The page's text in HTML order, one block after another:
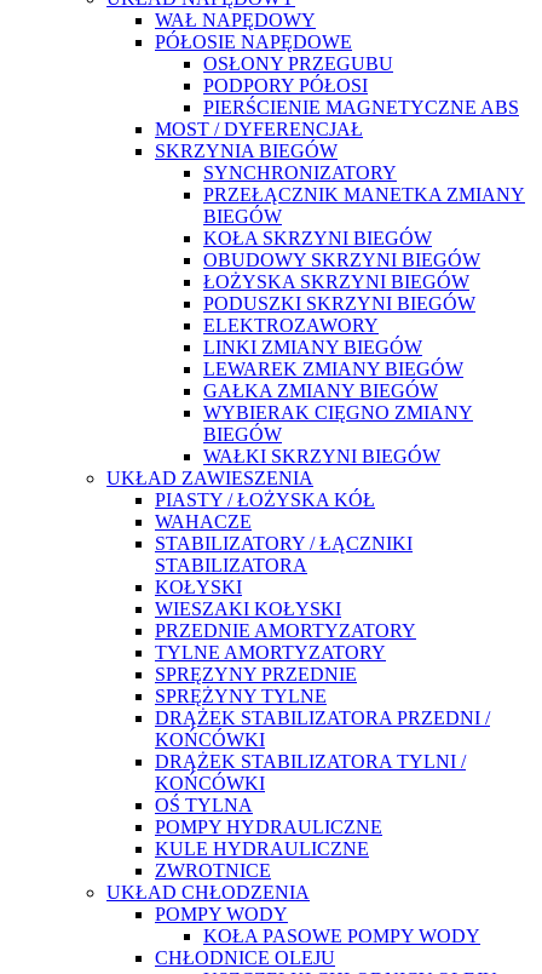
WAŁ NAPĘDOWY
PÓŁOSIE NAPĘDOWE
OSŁONY PRZEGUBU
PODPORY PÓŁOSI
PIERŚCIENIE MAGNETYCZNE ABS
MOST / DYFERENCJAŁ
SKRZYNIA BIEGÓW
SYNCHRONIZATORY
PRZEŁĄCZNIK MANETKA ZMIANY
BIEGÓW
KOŁA SKRZYNI BIEGÓW
OBUDOWY SKRZYNI BIEGÓW
ŁOŻYSKA SKRZYNI BIEGÓW
PODUSZKI SKRZYNI BIEGÓW
ELEKTROZAWORY
LINKI ZMIANY BIEGÓW
LEWAREK ZMIANY BIEGÓW
GAŁKA ZMIANY BIEGÓW
WYBIERAK CIĘGNO ZMIANY
BIEGÓW
WAŁKI SKRZYNI BIEGÓW
UKŁAD ZAWIESZENIA
PIASTY / ŁOŻYSKA KÓŁ
WAHACZE
STABILIZATORY / ŁĄCZNIKI
STABILIZATORA
KOŁYSKI
WIESZAKI KOŁYSKI
PRZEDNIE AMORTYZATORY
TYLNE AMORTYZATORY
SPRĘZYNY PRZEDNIE
SPRĘŻYNY TYLNE
DRĄŻEK STABILIZATORA PRZEDNI /
KOŃCÓWKI
DRĄŻEK STABILIZATORA TYLNI /
KOŃCÓWKI
OŚ TYLNA
POMPY HYDRAULICZNE
KULE HYDRAULICZNE
ZWROTNICE
UKŁAD CHŁODZENIA
POMPY WODY
KOŁA PASOWE POMPY WODY
CHŁODNICE OLEJU